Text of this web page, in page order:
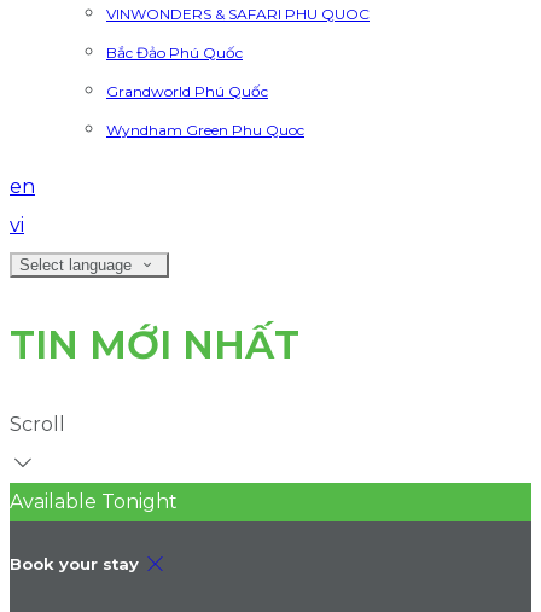
VINWONDERS & SAFARI PHU QUOC
Bắc Đảo Phú Quốc
Grandworld Phú Quốc
Wyndham Green Phu Quoc
en
vi
Select language
TIN MỚI NHẤT
Scroll
Available Tonight
Book your stay